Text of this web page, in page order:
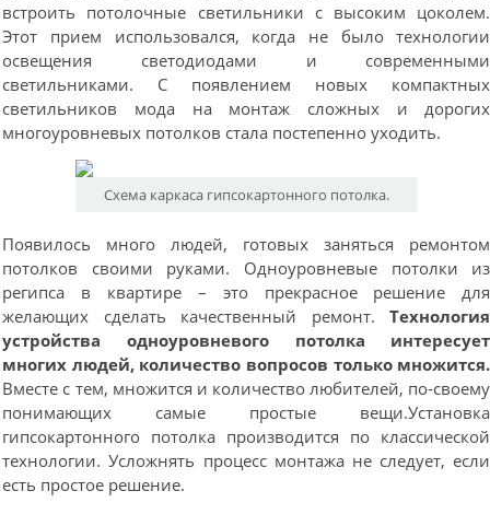
встроить потолочные светильники с высоким цоколем.
Этот прием использовался, когда не было технологии
освещения светодиодами и современными
светильниками. С появлением новых компактных
светильников мода на монтаж сложных и дорогих
многоуровневых потолков стала постепенно уходить.
Схема каркаса гипсокартонного потолка.
Появилось много людей, готовых заняться ремонтом
потолков своими руками. Одноуровневые потолки из
регипса в квартире – это прекрасное решение для
желающих сделать качественный ремонт.Технология
устройства одноуровневого потолка интересует
многих людей, количество вопросов только множится.
Вместе с тем, множится и количество любителей, по-своему
понимающих самые простые вещи.Установка
гипсокартонного потолка производится по классической
технологии. Усложнять процесс монтажа не следует, если
есть простое решение.